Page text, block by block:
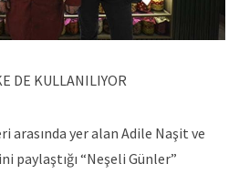
DE KULLANILIYOR
arasında yer alan Adile Naşit ve
paylaştığı “Neşeli Günler”